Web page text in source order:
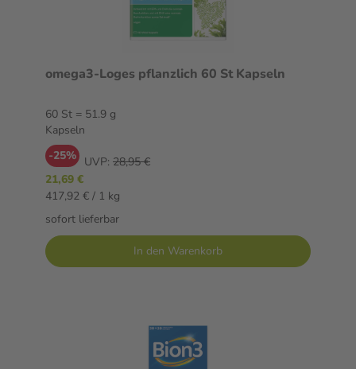
omega3-Loges pflanzlich 60 St Kapseln
60 St = 51.9 g
Kapseln
-25% UVP: 28,95 €
21,69 €
417,92 € / 1 kg
sofort lieferbar
In den Warenkorb